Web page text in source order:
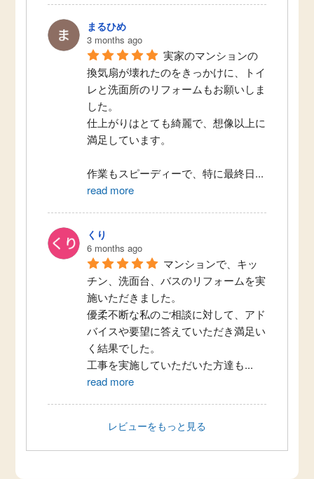
まるひめ
3 months ago
実家のマンションの
換気扇が壊れたのをきっかけに、トイ
レと洗面所のリフォームもお願いしま
した。
仕上がりはとても綺麗で、想像以上に
満足しています。
作業もスピーディーで、特に最終日...
read more
くり
6 months ago
マンションで、キッ
チン、洗面台、バスのリフォームを実
施いただきました。
優柔不断な私のご相談に対して、アド
バイスや要望に答えていただき満足い
く結果でした。
工事を実施していただいた方達も...
read more
レビューをもっと見る